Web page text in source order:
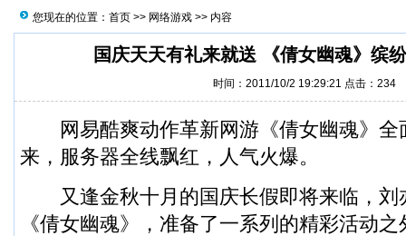
您现在的位置： 首页 >> 网络游戏 >> 内容
国庆天天有礼来就送 《倩女幽魂》缤
时间：2011/10/2 19:29:21 点击： 234
网易酷爽动作革新网游《倩女幽魂》全
来，服务器全线飘红，人气火爆。
又逢金秋十月的国庆长假即将来临，刘
《倩女幽魂》，准备了一系列的精彩活动